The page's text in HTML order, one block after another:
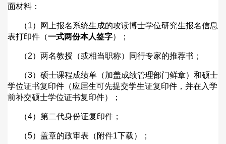
面材料：
（1）网上报名系统生成的攻读博士学位研究生报名信息
表打印件（一式两份本人签字）；
（2）两名教授（或相当职称）同行专家的推荐书；
（3）硕士课程成绩单（加盖成绩管理部门鲜章）和硕士
学位证书复印件（应届生可先提交学生证复印件，并在入学
前补交硕士学位证书复印件）；
（4）第二代身份证复印件；
（5）盖章的政审表（附件1下载）；